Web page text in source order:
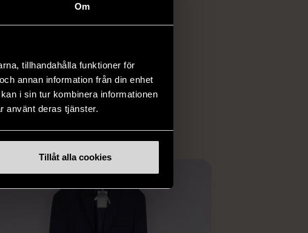
Om
tillhandahålla funktioner för
annan information från din enhet
i sin tur kombinera informationen
använt deras tjänster.
Tillåt alla cookies
och originella föremål som
finns i vanliga butiker.